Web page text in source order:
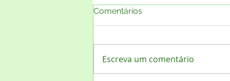
Comentários
Escreva um comentário